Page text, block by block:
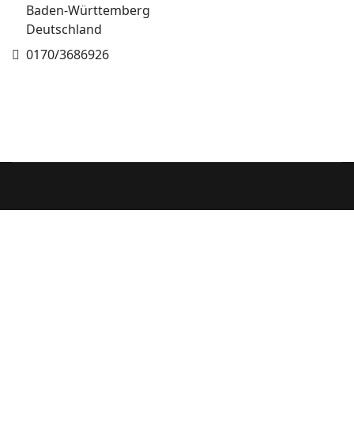
Baden-Württemberg
Deutschland
Telefon
0170/3686926